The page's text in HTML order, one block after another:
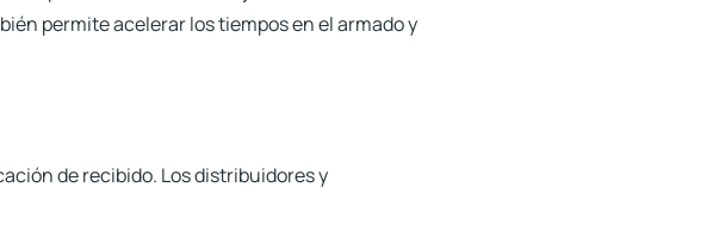
permite acelerar los tiempos en el armado y
de recibido. Los distribuidores y